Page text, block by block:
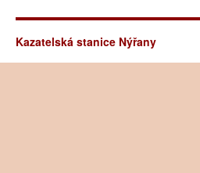
Kazatelská stanice Nýřany